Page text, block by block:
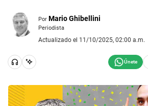
Por Mario Ghibellini
Periodista
Actualizado el 11/10/2025, 02:00 a.m.